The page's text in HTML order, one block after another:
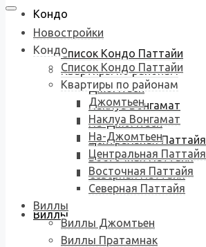
Кондо
Список Кондо Паттайи
Квартиры по районам
Джомтьен
Наклуа Вонгамат
На-Джомтьен
Центральная Паттайя
Восточная Паттайя
Северная Паттайя
Виллы
Новостройки
Кондо
Список Кондо Паттайи
Квартиры по районам
Джомтьен
Наклуа Вонгамат
На-Джомтьен
Центральная Паттайя
Восточная Паттайя
Северная Паттайя
Виллы
Виллы Джомтьен
Виллы Пратамнак